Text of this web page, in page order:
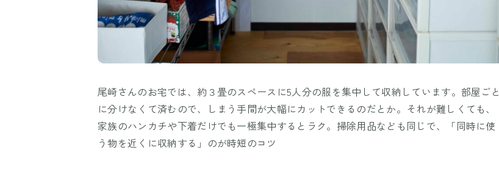
尾崎さんのお宅では、約３畳のスペースに5人分の服を集中して収納しています。部屋ごと
に分けなくて済むので、しまう手間が大幅にカットできるのだとか。それが難しくても、
家族のハンカチや下着だけでも一極集中するとラク。掃除用品なども同じで、「同時に使
う物を近くに収納する」のが時短のコツ